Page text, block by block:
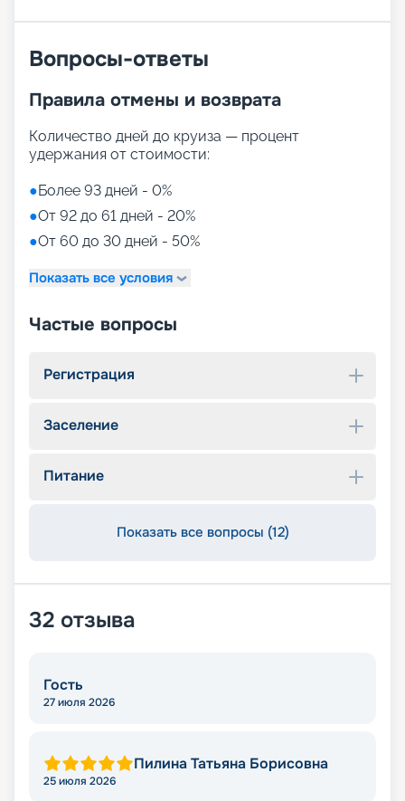
Вопросы-ответы
Правила отмены и возврата
Количество дней до круиза — процент
удержания от стоимости:
●Более 93 дней - 0%
●От 92 до 61 дней - 20%
●От 60 до 30 дней - 50%
Показать все условия
Частые вопросы
Регистрация
Заселение
Питание
Показать все вопросы (12)
32 отзыва
Гость
27 июля 2026
Пилина Татьяна Борисовна
25 июля 2026